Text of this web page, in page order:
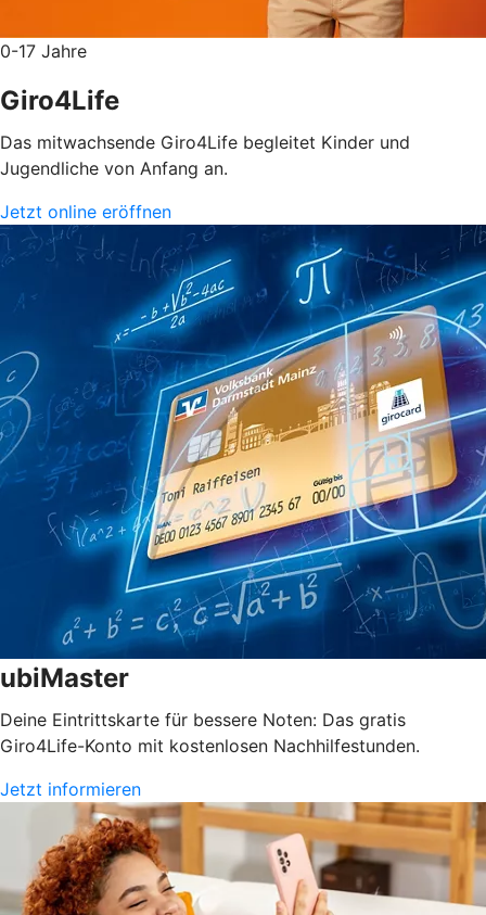
0-17 Jahre
Giro4Life
Das mitwachsende Giro4Life begleitet Kinder und
Jugendliche von Anfang an.
Jetzt online eröffnen
ubiMaster
Deine Eintrittskarte für bessere Noten: Das gratis
Giro4Life-Konto mit kostenlosen Nachhilfestunden.
Jetzt informieren